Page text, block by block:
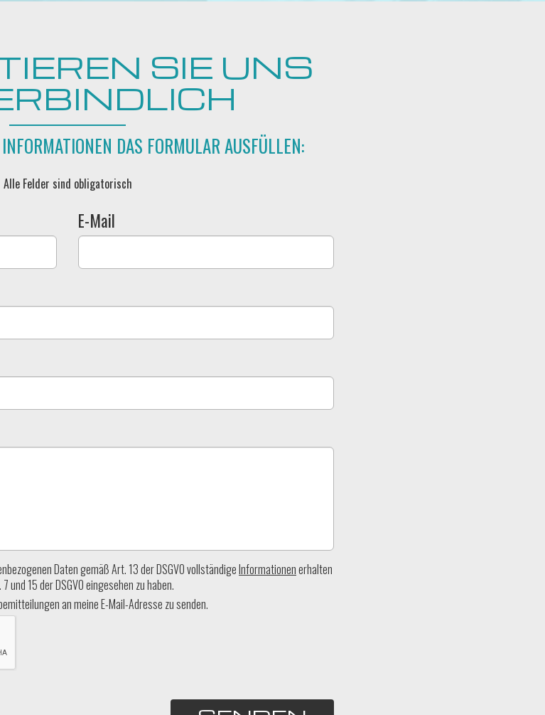
SIE UNS
DAS FORMULAR AUSFÜLLEN:
Alle Felder sind obligatorisch
E-Mail
Daten gemäß Art. 13 der DSGVO vollständigeInformationenerhalten
15 der DSGVO eingesehen zu haben.
an meine E-Mail-Adresse zu senden.